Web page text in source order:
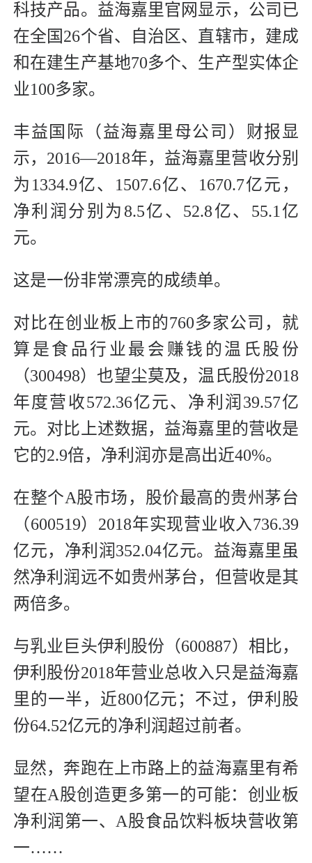
科技产品。益海嘉里官网显示，公司已
在全国26个省、自治区、直辖市，建成
和在建生产基地70多个、生产型实体企
业100多家。
丰益国际（益海嘉里母公司）财报显
示，2016—2018年，益海嘉里营收分别
为1334.9亿、1507.6亿、1670.7亿元，
净利润分别为8.5亿、52.8亿、55.1亿
元。
这是一份非常漂亮的成绩单。
对比在创业板上市的760多家公司，就
算是食品行业最会赚钱的温氏股份
（300498）也望尘莫及，温氏股份2018
年度营收572.36亿元、净利润39.57亿
元。对比上述数据，益海嘉里的营收是
它的2.9倍，净利润亦是高出近40%。
在整个A股市场，股价最高的贵州茅台
（600519）2018年实现营业收入736.39
亿元，净利润352.04亿元。益海嘉里虽
然净利润远不如贵州茅台，但营收是其
两倍多。
与乳业巨头伊利股份（600887）相比，
伊利股份2018年营业总收入只是益海嘉
里的一半，近800亿元；不过，伊利股
份64.52亿元的净利润超过前者。
显然，奔跑在上市路上的益海嘉里有希
望在A股创造更多第一的可能：创业板
净利润第一、A股食品饮料板块营收第
一……